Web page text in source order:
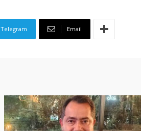
Telegram Email